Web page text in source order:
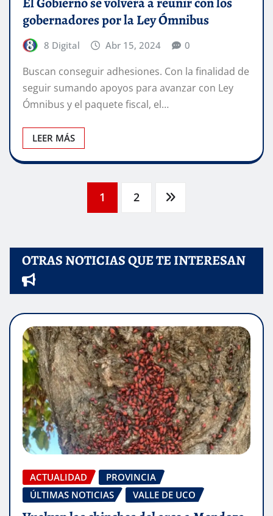
gobernadores por la Ley Ómnibus
8 Digital Abr 15, 2024 0
Buscan conseguir adhesiones. Con la finalidad de
seguir sumando apoyos para avanzar con Ley
Ómnibus y el paquete fiscal, el…
LEER MÁS
Paginación
entradas
1 2
OTRAS NOTICIAS QUE TE INTERESAN
ACTUALIDAD
PROVINCIA
ÚLTIMAS NOTICIAS
VALLE DE UCO